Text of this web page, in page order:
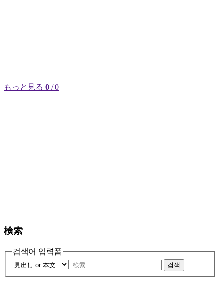
もっと見る 0 / 0
検索
검색어 입력폼
검색